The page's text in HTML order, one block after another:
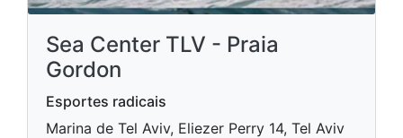
Sea Center TLV - Praia
Gordon
Esportes radicais
Marina de Tel Aviv, Eliezer Perry 14, Tel Aviv